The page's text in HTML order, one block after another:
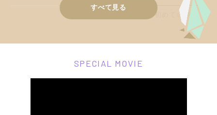
G.レグマンの要請で海外で初めての個展
がアムステルダム市立美術館で開催され
画期的な美術造形として世界から注目を
昭和
アメリカのリリアン・オッペンハイマー
氏が訪日。折り紙展覧会を要請。
SPECIAL MOVIE